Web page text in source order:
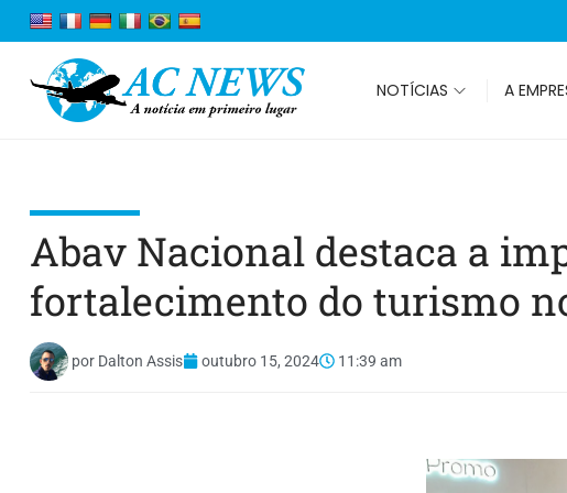
NOTÍCIAS A
Abav Nacional destaca a
fortalecimento do turismo
por Dalton Assis outubro 15, 2024 11:39 am